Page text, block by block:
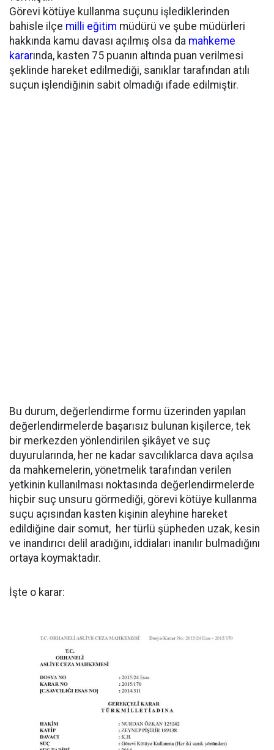
Görevi kötüye kullanma suçunu işlediklerinden
bahisle ilçe milli eğitim müdürü ve şube müdürleri
hakkında kamu davası açılmış olsa da mahkeme
kararında, kasten 75 puanın altında puan verilmesi
şeklinde hareket edilmediği, sanıklar tarafından atılı
suçun işlendiğinin sabit olmadığı ifade edilmiştir.
Bu durum, değerlendirme formu üzerinden yapılan
değerlendirmelerde başarısız bulunan kişilerce, tek
bir merkezden yönlendirilen şikâyet ve suç
duyurularında, her ne kadar savcılıklarca dava açılsa
da mahkemelerin, yönetmelik tarafından verilen
yetkinin kullanılması noktasında değerlendirmelerde
hiçbir suç unsuru görmediği, görevi kötüye kullanma
suçu açısından kasten kişinin aleyhine hareket
edildiğine dair somut, her türlü şüpheden uzak, kesin
ve inandırıcı delil aradığını, iddiaları inanılır bulmadığını
ortaya koymaktadır.
İşte o karar: